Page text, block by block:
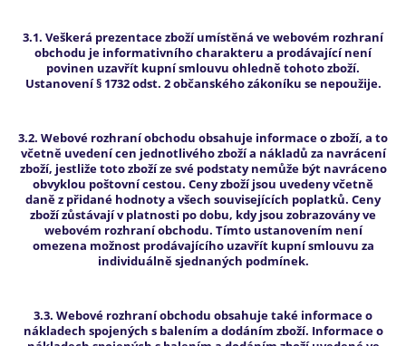
3.1. Veškerá prezentace zboží umístěná ve webovém rozhraní
obchodu je informativního charakteru a prodávající není
povinen uzavřít kupní smlouvu ohledně tohoto zboží.
Ustanovení § 1732 odst. 2 občanského zákoníku se nepoužije.
3.2. Webové rozhraní obchodu obsahuje informace o zboží, a to
včetně uvedení cen jednotlivého zboží a nákladů za navrácení
zboží, jestliže toto zboží ze své podstaty nemůže být navráceno
obvyklou poštovní cestou. Ceny zboží jsou uvedeny včetně
daně z přidané hodnoty a všech souvisejících poplatků. Ceny
zboží zůstávají v platnosti po dobu, kdy jsou zobrazovány ve
webovém rozhraní obchodu. Tímto ustanovením není
omezena možnost prodávajícího uzavřít kupní smlouvu za
individuálně sjednaných podmínek.
3.3. Webové rozhraní obchodu obsahuje také informace o
nákladech spojených s balením a dodáním zboží. Informace o